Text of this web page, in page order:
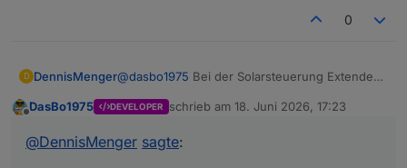
0
D DennisMenger@dasbo1975 Bei der Solarsteuerung Extended
Oberflächentemperatur und
finde ich aber kein Datenpunkt mit dem Delta
DasBo1975 DEVELOPER schrieb am 18. Juni 2026, 17:23
zuletzt editiert von
@DennisMenger sagte: